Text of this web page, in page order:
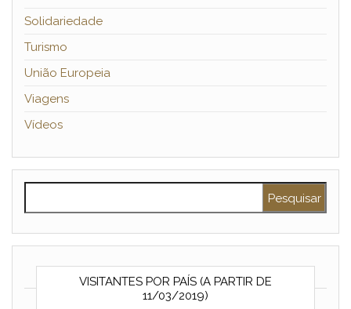
Solidariedade
Turismo
União Europeia
Viagens
Vídeos
VISITANTES POR PAÍS (A PARTIR DE
11/03/2019)